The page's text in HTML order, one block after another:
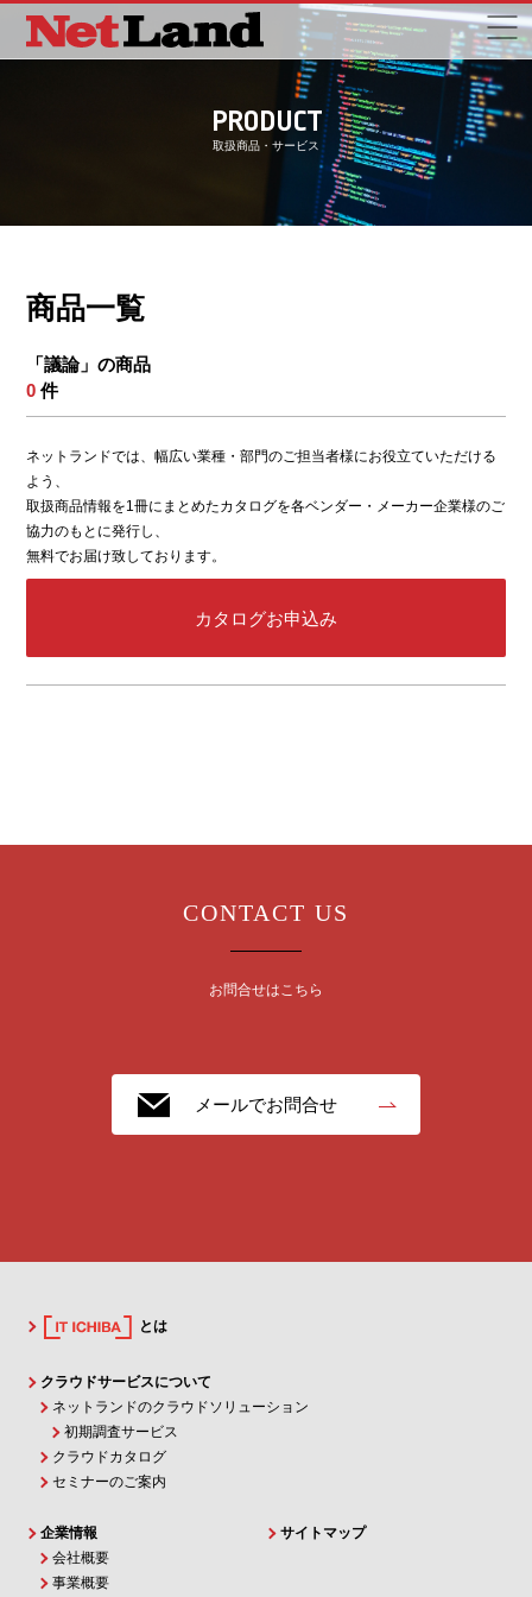
PRODUCT
取扱商品・サービス
商品一覧
「議論」の商品
0 件
ネットランドでは、幅広い業種・部門のご担当者様にお役立ていただける
よう、
取扱商品情報を1冊にまとめたカタログを各ベンダー・メーカー企業様のご
協力のもとに発行し、
無料でお届け致しております。
カタログお申込み
CONTACT US
お問合せはこちら
メールでお問合せ
とは
クラウドサービスについて
ネットランドのクラウドソリューション
初期調査サービス
クラウドカタログ
セミナーのご案内
企業情報
会社概要
事業概要
サイトマップ